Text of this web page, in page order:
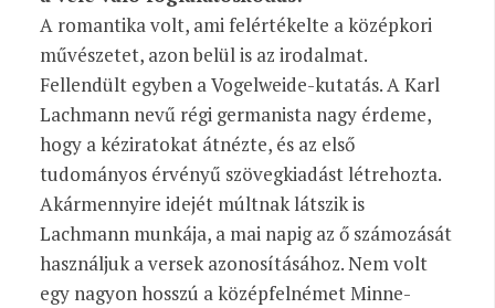
A romantika volt, ami felértékelte a középkori
művészetet, azon belül is az irodalmat.
Fellendült egyben a Vogelweide-kutatás. A Karl
Lachmann nevű régi germanista nagy érdeme,
hogy a kéziratokat átnézte, és az első
tudományos érvényű szövegkiadást létrehozta.
Akármennyire idejét múltnak látszik is
Lachmann munkája, a mai napig az ő számozását
használjuk a versek azonosításához. Nem volt
egy nagyon hosszú a középfelnémet Minne-